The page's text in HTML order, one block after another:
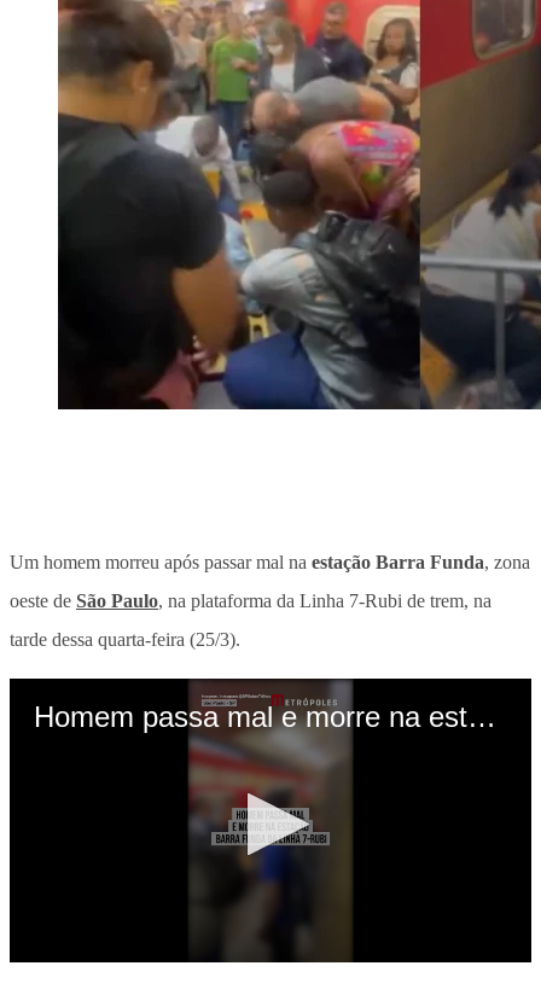
Um homem morreu após passar mal na estação Barra Funda, zona
oeste de São Paulo, na plataforma da Linha 7-Rubi de trem, na
tarde dessa quarta-feira (25/3).